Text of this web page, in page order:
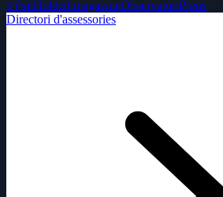
d'èxitHolded magazineObservatoriPreus
Directori d'assessories